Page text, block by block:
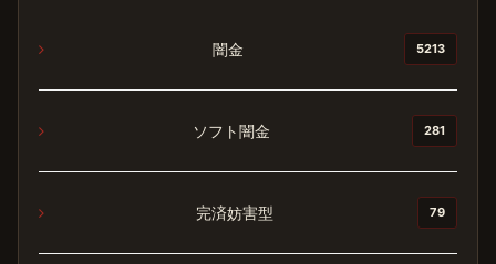
闇金 5213
ソフト闇金 281
完済妨害型 79